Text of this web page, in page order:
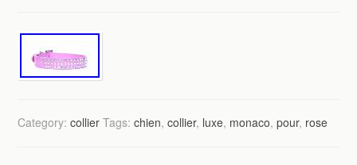
Category:collier Tags:chien,collier, luxe, monaco,pour, rose